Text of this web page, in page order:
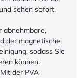
sehen sofort,
abnehmbare,
der magnetische
sodass Sie
können.
der PVA